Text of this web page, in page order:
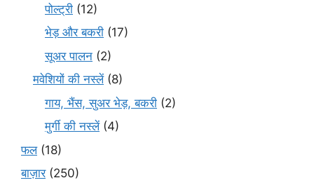
पोल्ट्री (12)
भेड़ और बकरी (17)
सूअर पालन (2)
मवेशियों की नस्लें(8)
गाय, भैंस, सुअर भेड़, बकरी (2)
मुर्गी की नस्लें(4)
फल(18)
बाज़ार(250)